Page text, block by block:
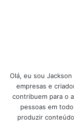
Olá, eu sou
empresas e
contribuem para o
pessoas em
produzir